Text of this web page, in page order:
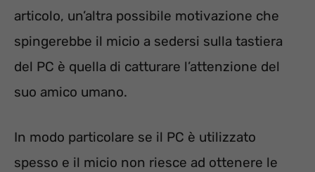
articolo, un’altra possibile motivazione che
spingerebbe il micio a sedersi sulla tastiera
del PC è quella di catturare l’attenzione del
suo amico umano.
In modo particolare se il PC è utilizzato
spesso e il micio non riesce ad ottenere le